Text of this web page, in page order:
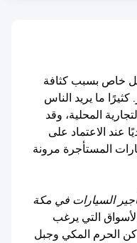
خاص بسبب كثافة
ما يريد الناس
المحلية، وقد
عند الاعتماد على
المستأجرة مرونة
السيارات في مكة
التي يرغب
الحرم المكي وجبل